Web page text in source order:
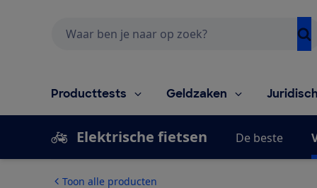
Producttests Geldzaken
Elektrische fietsen De beste
Toon alle producten